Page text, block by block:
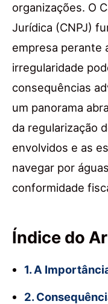
organizações. O
Jurídica (CNPJ)
empresa perante
irregularidade
consequências
um panorama
da regularização
envolvidos e as
navegar por
conformidade
Índice do
1. A
2.